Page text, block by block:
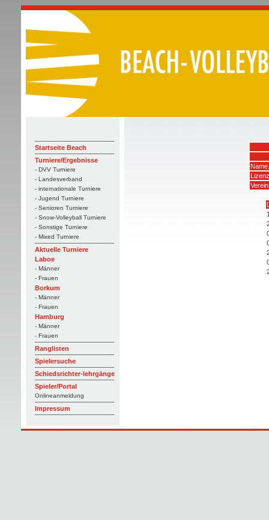
Startseite Beach
Turniere/Ergebnisse
- DVV Turniere
- Landesverband
- internationale Turniere
- Jugend Turniere
- Senioren Turniere
- Snow-Volleyball Turniere
- Sonstige Turniere
- Mixed Turniere
Aktuelle Turniere
Laboe
- Männer
- Frauen
Borkum
- Männer
- Frauen
Hamburg
- Männer
- Frauen
Ranglisten
Spielersuche
Schiedsrichter-lehrgänge
Spieler/Portal
Onlineanmeldung
Impressum
Verein